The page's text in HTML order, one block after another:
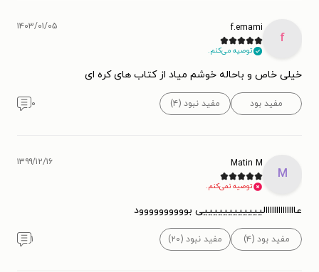
f
f.emami
توصیه می‌کنم.
۱۴۰۳/۰۱/۰۵
خیلی خاص و باحاله خوشم میاد از کتاب های کره ای
مفید بود مفید نبود (۴) ۰
M
Matin M
توصیه نمی‌کنم.
۱۳۹۹/۱۲/۱۶
عاااااااااااااالییییییییییییی بوووووووووود
مفید بود (۴) مفید نبود (۲۰) ۱